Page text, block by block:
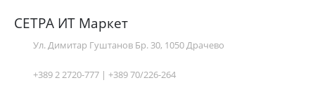
СЕТРА ИТ Маркет
Ул. Димитар Гуштанов Бр. 30, 1050 Драчево
+389 2 2720-777 | +389 70/226-264